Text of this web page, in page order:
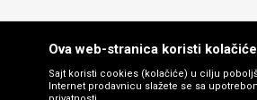
Ova web-stranica koristi kolačiće
Sajt koristi cookies (kolačiće) u cilju
Internet prodavnicu slažete se sa